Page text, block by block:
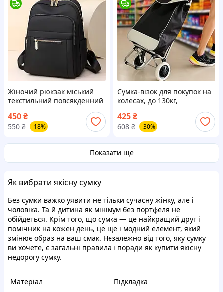
Жіночий рюкзак міський
текстильний повсякденний
молодіжний стильний
прогулянковий
450₴
550 ₴ -18%
Сумка-візок для покупок на
колесах, до 130кг,
95х35х30см, Чорна / Тачка
кравчучка / Двоколісна
тачка
425₴
608 ₴ -30%
Показати ще
Як вибрати якісну сумку
Без сумки важко уявити не тільки сучасну жінку, але і
чоловіка. Та й дитина як мінімум без портфеля не
обійдеться. Крім того, що сумка — це найкращий друг і
помічник на кожен день, це ще і модний елемент, який
змінює образ на ваш смак. Незалежно від того, яку сумку
ви хочете, є загальні правила і поради як купити якісну
недорогу сумку.
Матеріал
Підкладка